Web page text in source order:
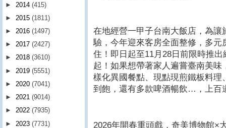
在地經營一甲子台南大飯店，為
驗，今年迎來客房全面整修，多
住！即日起至11月28日前限時推
起！如果想帶著家人遍嘗臺南美
樣化異國餐點、現點現煎鐵板料
到飽，還有多款啤酒暢飲…，上百
2026年開春重頭戲，奇美博物館×
► 2014 (415)
► 2015 (1811)
► 2016 (1497)
► 2017 (2427)
► 2018 (3610)
► 2019 (5551)
► 2020 (7041)
► 2021 (9014)
► 2022 (7935)
► 2023 (7731)